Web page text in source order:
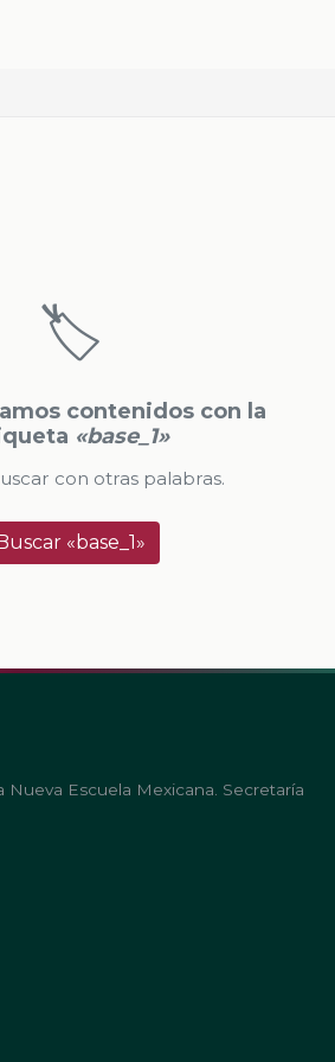
🏷️
contenidos con la
«base_1»
con otras palabras.
Buscar «base_1»
Nueva Escuela Mexicana. Secretaría